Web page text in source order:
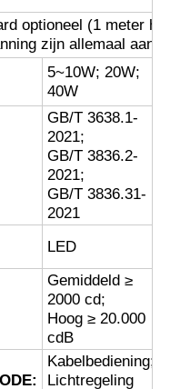
optioneel (1 meter
zijn allemaal
5~10W; 20W;
40W
GB/T 3638.1-
2021;
GB/T 3836.2-
2021;
GB/T 3836.31-
2021
LED
Gemiddeld ≥
2000 cd;
Hoog ≥ 20.000
cdB
Kabelbediening;
Lichtregeling